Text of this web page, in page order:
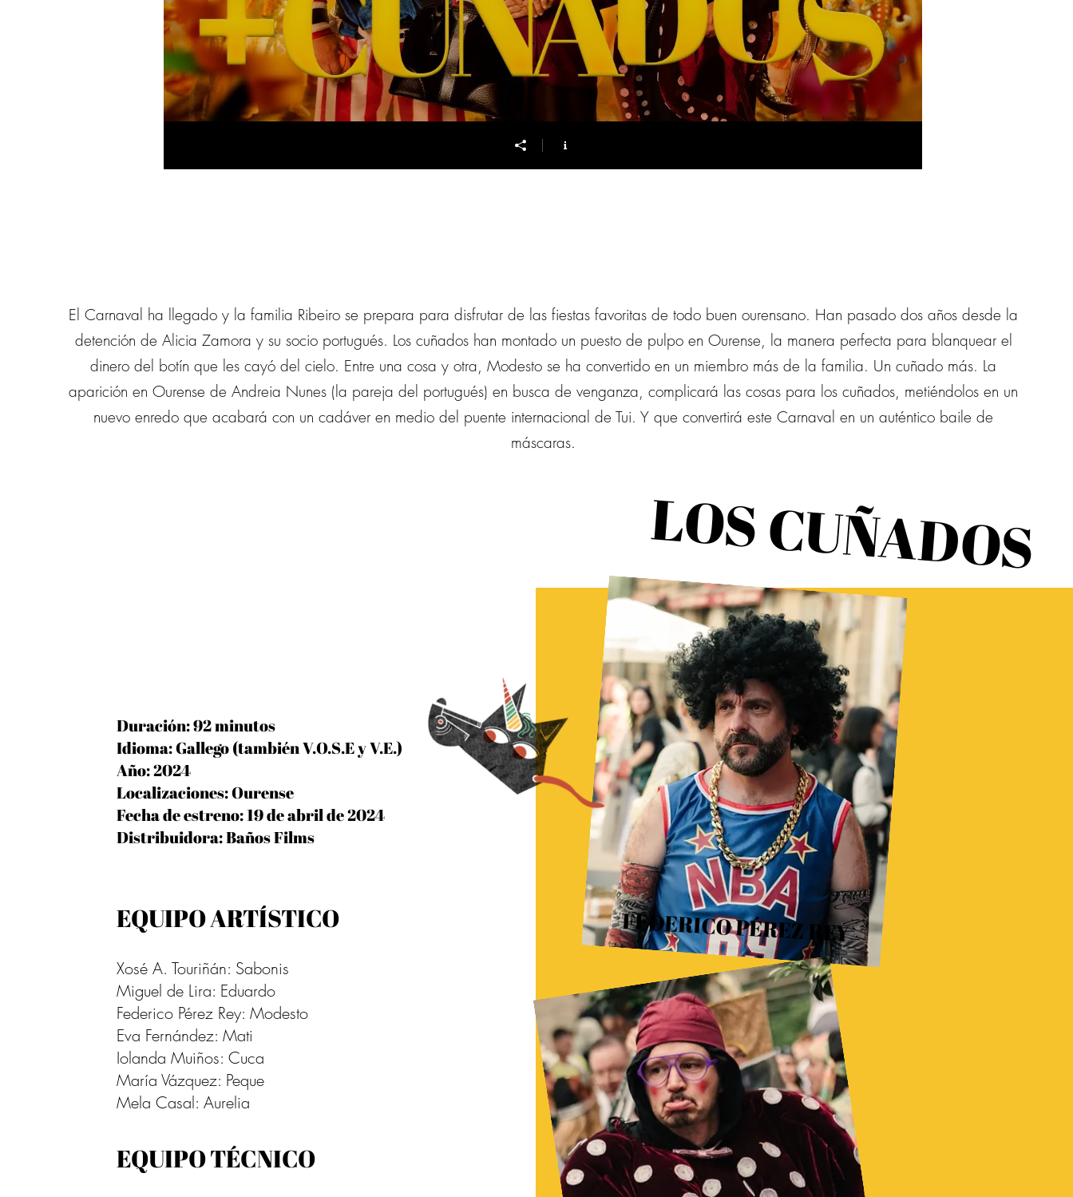
El Carnaval ha llegado y la familia Ribeiro se prepara para disfrutar de las fiestas favoritas de todo buen ourensano. Han pasado dos años desde la
detención de Alicia Zamora y su socio portugués. Los cuñados han montado un puesto de pulpo en Ourense, la manera perfecta para blanquear el
dinero del botín que les cayó del cielo. Entre una cosa y otra, Modesto se ha convertido en un miembro más de la familia. Un cuñado más. La
aparición en Ourense de Andreia Nunes (la pareja del portugués) en busca de venganza, complicará las cosas para los cuñados, metiéndolos en un
nuevo enredo que acabará con un cadáver en medio del puente internacional de Tui. Y que convertirá este Carnaval en un auténtico baile de
máscaras.
LOS CUÑADOS
Duración: 92 minutos
Idioma: Gallego (también V.O.S.E y V.E.)
Año: 2024
Localizaciones: Ourense
Fecha de estreno: 19 de abril de 2024
Distribuidora: Baños Films
EQUIPO ARTÍSTICO
Xosé A. Touriñán: Sabonis
Miguel de Lira: Eduardo
Federico Pérez Rey: Modesto
Eva Fernández: Mati
Iolanda Muiños: Cuca
María Vázquez: Peque
Mela Casal: Aurelia
EQUIPO TÉCNICO
FEDERICO PÉREZ REY